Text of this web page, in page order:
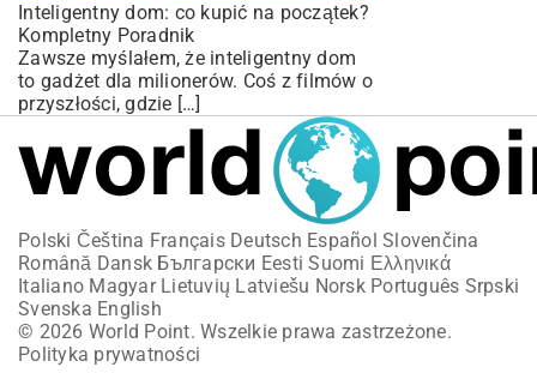
Inteligentny dom: co kupić na początek?
Kompletny Poradnik
Zawsze myślałem, że inteligentny dom
to gadżet dla milionerów. Coś z filmów o
przyszłości, gdzie […]
Polski Čeština Français Deutsch Español Slovenčina
Română Dansk Български Eesti Suomi Ελληνικά
Italiano Magyar Lietuvių Latviešu Norsk Português Srpski
Svenska English
© 2026 World Point. Wszelkie prawa zastrzeżone.
Polityka prywatności